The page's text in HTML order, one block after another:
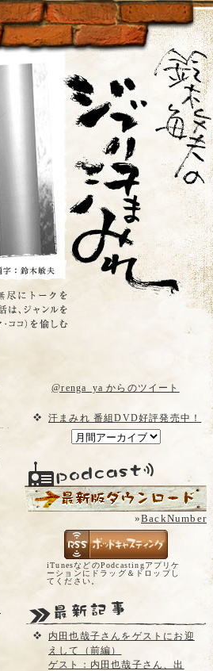
@renga_ya からのツイート
汗まみれ 番組DVD好評発売中！
»BackNumber
iTunesなどのPodcastingアプリケ
ーションにドラッグ＆ドロップし
てください。
内田也哉子さんをゲストにお迎
えして（前編）
ゲスト：内田也哉子さん、出